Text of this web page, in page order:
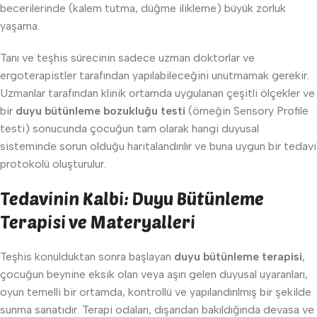
becerilerinde (kalem tutma, düğme ilikleme) büyük zorluk
yaşama.
Tanı ve teşhis sürecinin sadece uzman doktorlar ve
ergoterapistler tarafından yapılabileceğini unutmamak gerekir.
Uzmanlar tarafından klinik ortamda uygulanan çeşitli ölçekler ve
bir duyu bütünleme bozukluğu testi (örneğin Sensory Profile
testi) sonucunda çocuğun tam olarak hangi duyusal
sisteminde sorun olduğu haritalandırılır ve buna uygun bir tedavi
protokolü oluşturulur.
Tedavinin Kalbi: Duyu Bütünleme
Terapisi ve Materyalleri
Teşhis konulduktan sonra başlayan duyu bütünleme terapisi,
çocuğun beynine eksik olan veya aşırı gelen duyusal uyaranları,
oyun temelli bir ortamda, kontrollü ve yapılandırılmış bir şekilde
sunma sanatıdır. Terapi odaları, dışarıdan bakıldığında devasa ve